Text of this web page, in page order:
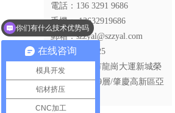
電話：136 3291 9686
手機： 13632919686
郵箱：szzyal@szzyal.com
QQ：29210625
地址：深圳市龍崗大運新城榮
超金融大廈19層/肇慶高新區亞
鋁大街東
在线咨询
模具开发
铝材挤压
CNC加工
你们有什么技术优势吗
我想了解下你们产品？